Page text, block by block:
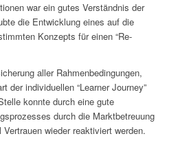
war ein gutes Verständnis der
die Entwicklung eines auf die
Konzepts für einen “Re-
aller Rahmenbedingungen,
der individuellen “Learner Journey”
konnte durch eine gute
durch die Marktbetreuung
wieder reaktiviert werden.